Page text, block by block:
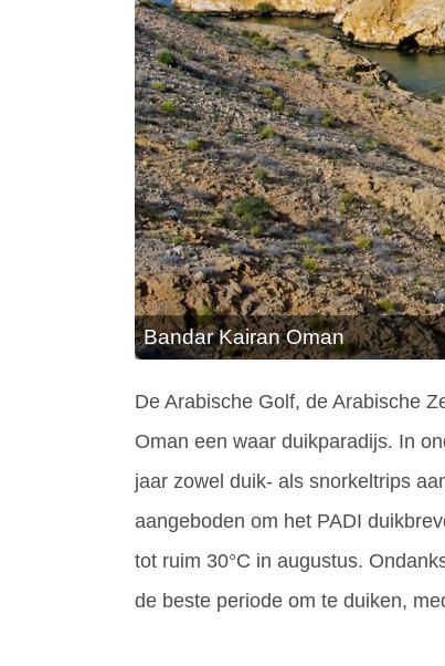
Bandar Kairan Oman
De Arabische Golf, de Arabische
Oman een waar duikparadijs. In
jaar zowel duik- als snorkeltrips
aangeboden om het PADI
tot ruim 30°C in augustus.
de beste periode om te duiken,